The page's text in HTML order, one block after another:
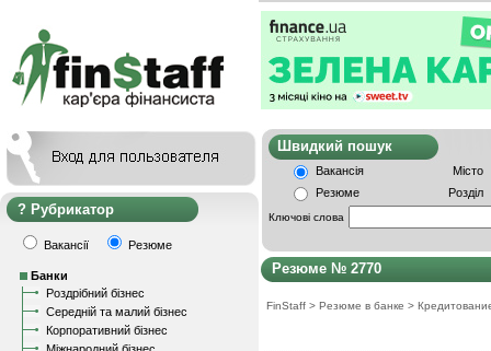
Рубрикатор
Вакансії Резюме
Банки
Роздрібний бізнес
Середній та малий бізнес
Корпоративний бізнес
Швидкий
Вакансія
Місто
Резюме
Розділ
Ключові слова
Резюме № 2770
FinStaff > Резюме в банке >